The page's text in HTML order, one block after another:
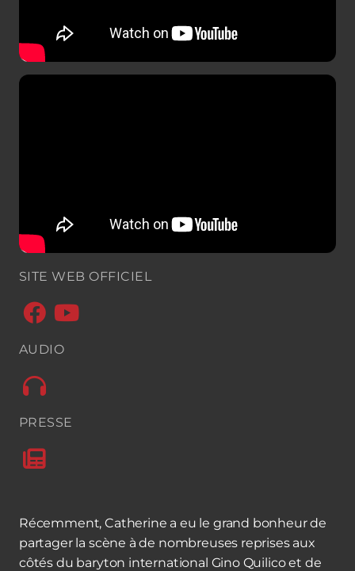
SITE WEB OFFICIEL
 
AUDIO

PRESSE

Récemment, Catherine a eu le grand bonheur de
partager la scène à de nombreuses reprises aux
côtés du baryton international Gino Quilico et de